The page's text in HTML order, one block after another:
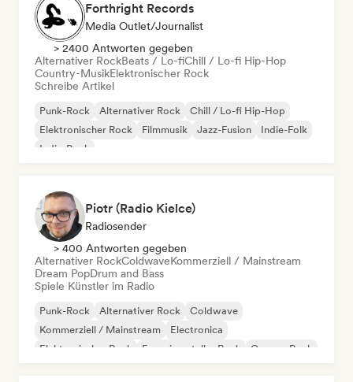
Forthright Records
Media Outlet/Journalist
> 2400 Antworten gegeben
Alternativer RockBeats / Lo-fiChill / Lo-fi Hip-Hop
Country-MusikElektronischer Rock
Schreibe Artikel
Punk-Rock Alternativer Rock
Chill / Lo-fi Hip-Hop
Elektronischer Rock
Filmmusik Jazz-Fusion
Indie-Folk
Indie-Rock
Piotr (Radio Kielce)
Radiosender
> 400 Antworten gegeben
Alternativer RockColdwaveKommerziell / Mainstream
Dream PopDrum and Bass
Spiele Künstler im Radio
Punk-Rock Alternativer Rock
Coldwave
Kommerziell / Mainstream
Electronica
Elektronischer Rock
Experimenteller Rock Garage-Rock